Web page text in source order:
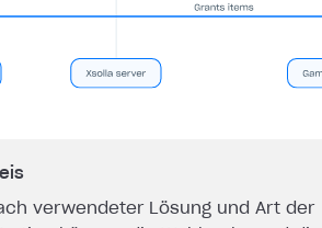
verwendeter Lösung und Art der